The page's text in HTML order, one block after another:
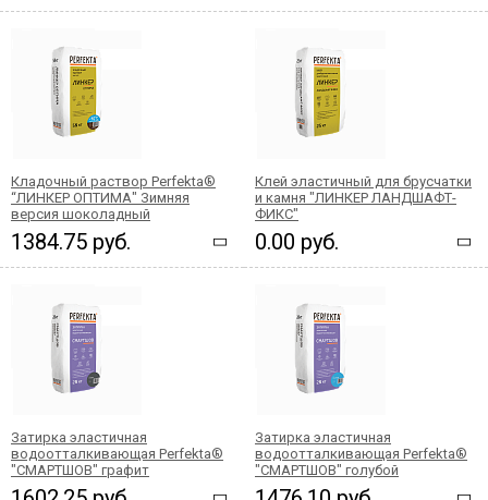
Кладочный раствор Perfekta®
“ЛИНКЕР ОПТИМА" Зимняя
версия шоколадный
1384.75 руб.
Клей эластичный для брусчатки
и камня "ЛИНКЕР ЛАНДШАФТ-
ФИКС"
0.00 руб.
Затирка эластичная
водоотталкивающая Perfekta®
"СМАРТШОВ" графит
Затирка эластичная
водоотталкивающая Perfekta®
"СМАРТШОВ" голубой